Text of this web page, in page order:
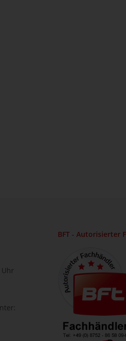
Uhr
BFT - Autorisierter